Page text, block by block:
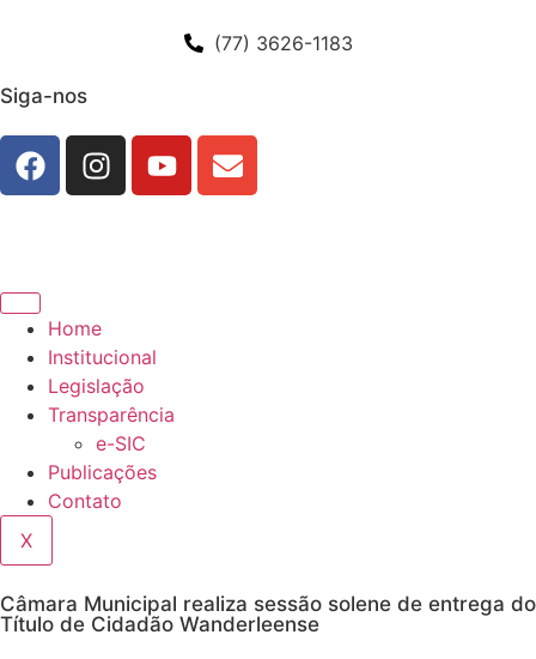
(77) 3626-1183
Siga-nos
Home
Institucional
Legislação
Transparência
e-SIC
Publicações
Contato
X
Câmara Municipal realiza sessão solene de entrega do
Título de Cidadão Wanderleense